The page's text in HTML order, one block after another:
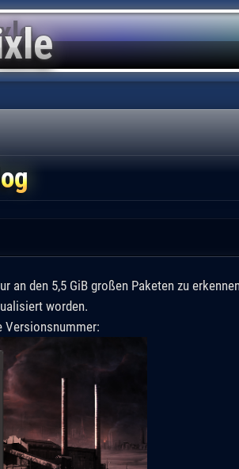
den 5,5 GiB großen Paketen zu
worden.
Versionsnummer: